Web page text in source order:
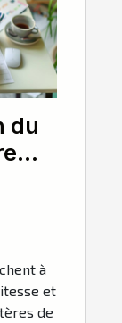
du
à
et
de